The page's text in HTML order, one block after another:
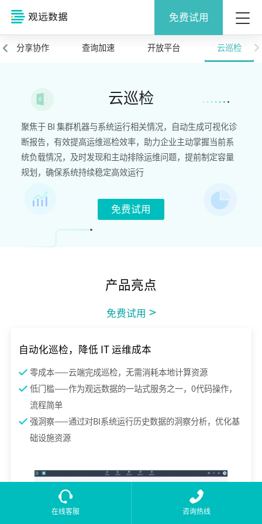
免费试用
分享协作 查询加速 开放平台 云巡检
云巡检
聚焦于 BI 集群机器与系统运行相关情况，自动生成可视化诊
断报告，有效提高运维巡检效率，助力企业主动掌握当前系
统负载情况，及时发现和主动排除运维问题，提前制定容量
规划，确保系统持续稳定高效运行
免费试用
产品亮点
免费试用 >
自动化巡检，降低 IT 运维成本
零成本——云端完成巡检，无需消耗本地计算资源
低门槛——作为观远数据的一站式服务之一，0代码操作，
流程简单
强洞察——通过对BI系统运行历史数据的洞察分析，优化基
础设施资源
在线客服 咨询热线